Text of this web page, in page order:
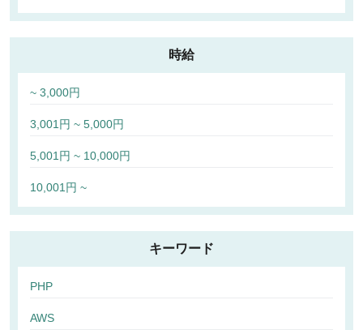
時給
~ 3,000円
3,001円 ~ 5,000円
5,001円 ~ 10,000円
10,001円 ~
キーワード
PHP
AWS